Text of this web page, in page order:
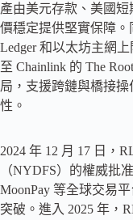
產由美元存款、美國
價穩定提供堅實保障。
Ledger 和以太坊主網
至 Chainlink 的 The
局，支援跨鏈與橋接
性。
2024 年 12 月 17 日，
（NYDFS）的權威批
MoonPay 等全球交易
突破。進入 2025 年，